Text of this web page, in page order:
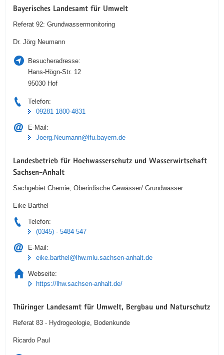
Bayerisches Landesamt für Umwelt
Referat 92: Grundwassermonitoring
Dr. Jörg Neumann
Besucheradresse:
Hans-Högn-Str. 12
95030 Hof
Telefon:
09281 1800-4831
E-Mail:
Joerg.Neumann@lfu.bayern.de
Landesbetrieb für Hochwasserschutz und Wasserwirtschaft
Sachsen-Anhalt
Sachgebiet Chemie; Oberirdische Gewässer/ Grundwasser
Eike Barthel
Telefon:
(0345) - 5484 547
E-Mail:
eike.barthel@lhw.mlu.sachsen-anhalt.de
Webseite:
https://lhw.sachsen-anhalt.de/
Thüringer Landesamt für Umwelt, Bergbau und Naturschutz
Referat 83 - Hydrogeologie, Bodenkunde
Ricardo Paul